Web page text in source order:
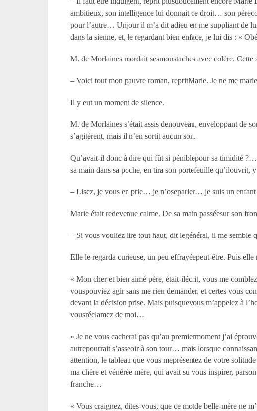
ambitieux, son intelligence lui donnait ce droit… son
pour l’autre… Unjour il m’a dit adieu en me suppliant de
dans la sienne, et, le regardant bien enface, je lui dis : «
M. de Morlaines mordait sesmoustaches avec colère.
– Voici tout mon pauvre roman, repritMarie. Je ne me
Il y eut un moment de silence.
M. de Morlaines s’était assis denouveau, enveloppant de
s’agitèrent, mais il n’en sortit aucun son.
Qu’avait-il donc à dire qui fût si péniblepour sa timidité
sa main dans sa poche, en tira son portefeuille qu’ilouvrit,
– Lisez, je vous en prie… je n’oseparler… je suis un
Marie était redevenue calme. De sa main passéesur son
– Si vous vouliez lire tout haut, dit legénéral, il me semble
Elle le regarda curieuse, un peu effrayéepeut-être. Puis
« Mon cher et bien aimé père, était-ilécrit, vous me
vouspouviez agir sans me rien demander, et certes vous
devant la décision prise. Mais puisquevous m’appelez à
vousréclamez de moi…
« Je ne vous cacherai pas qu’au premiermoment j’ai
autrepourrait s’asseoir à son tour… mais lorsque
attention, le tableau que vous meprésentez de votre
ma chère et vénérée mère, qui avait su vous inspirer,
franche…
« Vous craignez, dites-vous, que ce motde belle-mère ne